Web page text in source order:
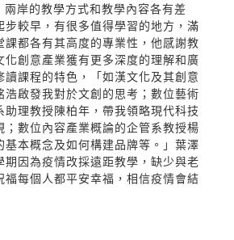
岸的教學方式和教學內容各有差
步較早，有很多值得學習的地方，滿
課都各有其高度的專業性，他感謝教
化創意產業獲有更多深度的理解和廣
讀課程的特色，「如漢文化及其創意
浩啟發我對於文創的思考；數位藝術
助理教授陳柏年，帶我領略現代科技
；數位內容產業概論的企管系教授楊
基本概念及如何構建品牌等。」葉澤
期因為疫情改採遠距教學，缺少與老
福每個人都平安幸福，相信疫情會結